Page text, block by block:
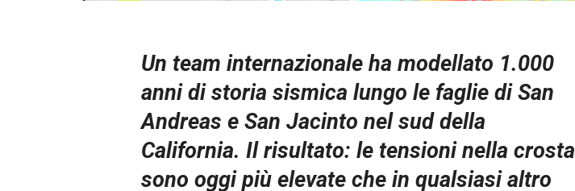
Un team internazionale ha modellato 1.000
anni di storia sismica lungo le faglie di San
Andreas e San Jacinto nel sud della
California. Il risultato: le tensioni nella crosta
sono oggi più elevate che in qualsiasi altro